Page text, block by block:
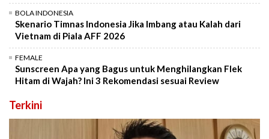
BOLA INDONESIA
Skenario Timnas Indonesia Jika Imbang atau Kalah dari
Vietnam di Piala AFF 2026
FEMALE
Sunscreen Apa yang Bagus untuk Menghilangkan Flek
Hitam di Wajah? Ini 3 Rekomendasi sesuai Review
Terkini